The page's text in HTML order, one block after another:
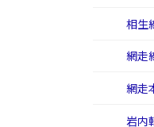
相生
網走
網走
岩内